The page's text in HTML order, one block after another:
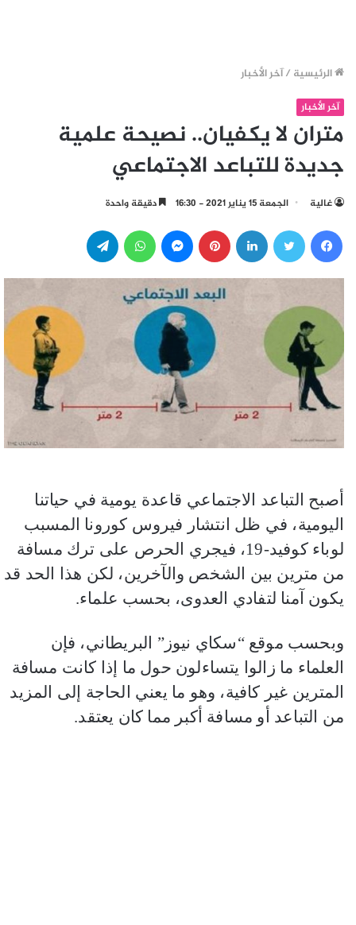
الرئيسية /آخر الأخبار
آخر الأخبار
متران لا يكفيان.. نصيحة علمية
جديدة للتباعد الاجتماعي
غالية الجمعة 15 يناير 2021 - 16:30 دقيقة واحدة
أصبح التباعد الاجتماعي قاعدة يومية في حياتنا
اليومية، في ظل انتشار فيروس كورونا المسبب
لوباء كوفيد-19، فيجري الحرص على ترك مسافة
من مترين بين الشخص والآخرين، لكن هذا الحد قد
يكون آمنا لتفادي العدوى، بحسب علماء.
وبحسب موقع “سكاي نيوز” البريطاني، فإن
العلماء ما زالوا يتساءلون حول ما إذا كانت مسافة
المترين غير كافية، وهو ما يعني الحاجة إلى المزيد
من التباعد أو مسافة أكبر مما كان يعتقد.